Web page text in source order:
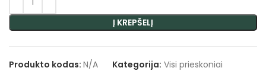
Į KREPŠELĮ
Produkto kodas: N/A Kategorija: Visi prieskoniai